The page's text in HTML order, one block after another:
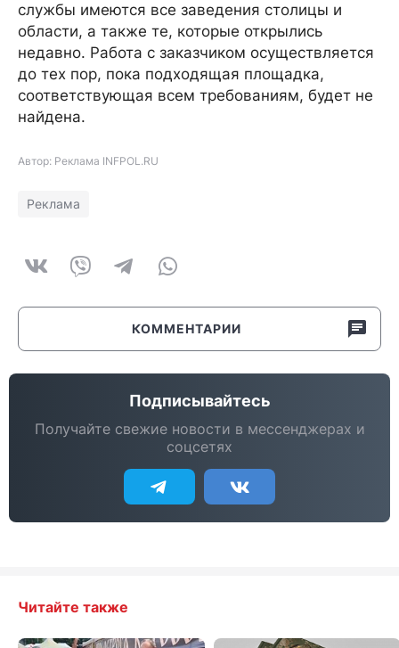
службы имеются все заведения столицы и
области, а также те, которые открылись
недавно. Работа с заказчиком осуществляется
до тех пор, пока подходящая площадка,
соответствующая всем требованиям, будет не
найдена.
Автор: Реклама INFPOL.RU
Реклама
КОММЕНТАРИИ
Подписывайтесь
Получайте свежие новости в мессенджерах и
соцсетях
Читайте также